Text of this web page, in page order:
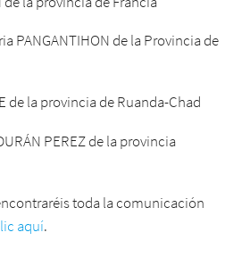
PANGANTIHON de la Provincia de
de la provincia de Ruanda-Chad
PEREZ de la provincia
toda la comunicación
aquí.